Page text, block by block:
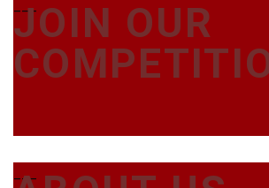
JOIN OUR
___
___